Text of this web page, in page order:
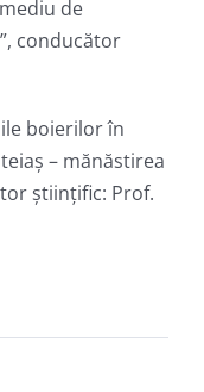
mediu de
conducător
boierilor în
– mănăstirea
ştiinţific: Prof.